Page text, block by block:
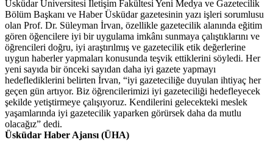
Üsküdar Üniversitesi İletişim Fakültesi Yeni Medya ve Gazetecilik
Bölüm Başkanı ve Haber Üsküdar gazetesinin yazı işleri sorumlusu
olan Prof. Dr. Süleyman İrvan, özellikle gazetecilik alanında eğitim
gören öğencilere iyi bir uygulama imkânı sunmaya çalıştıklarını ve
öğrencileri doğru, iyi araştırılmış ve gazetecilik etik değerlerine
uygun haberler yapmaları konusunda teşvik ettiklerini söyledi. Her
yeni sayıda bir önceki sayıdan daha iyi gazete yapmayı
hedeflediklerini belirten İrvan, “iyi gazeteciliğe duyulan ihtiyaç her
geçen gün artıyor. Biz öğrencilerimizi iyi gazeteciliği hedefleyecek
şekilde yetiştirmeye çalışıyoruz. Kendilerini gelecekteki meslek
yaşamlarında iyi gazetecilik yaparken görürsek daha da mutlu
olacağız” dedi.
Üsküdar Haber Ajansı (ÜHA)